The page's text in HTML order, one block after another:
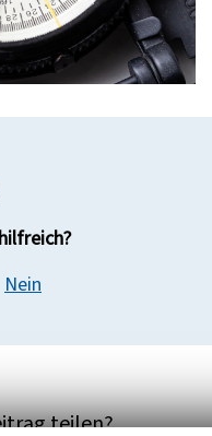
Nein
teilen?